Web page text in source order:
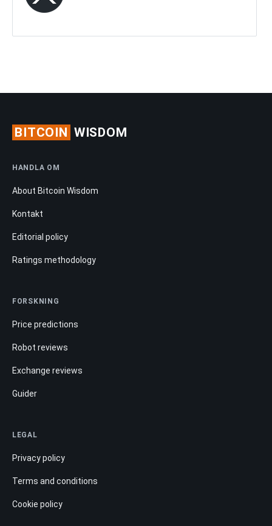
BITCOIN WISDOM
HANDLA OM
About Bitcoin Wisdom
Kontakt
Editorial policy
Ratings methodology
FORSKNING
Price predictions
Robot reviews
Exchange reviews
Guider
LEGAL
Privacy policy
Terms and conditions
Cookie policy